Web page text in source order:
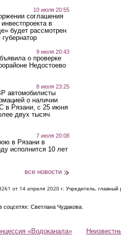
10 июля 20:55
соглашения
в
будет рассмотрен
9 июля 20:43
о проверке
Недостоево
8 июля 23:25
автомобилисты
о наличии
в Рязани, с 25 июня
двух тысяч
7 июля 20:08
в Рязани в
исполнится 10 лет
все новости
1 от 14 апреля 2020 г. Учредитель,
Светлана Чудакова.
«Водоканала»